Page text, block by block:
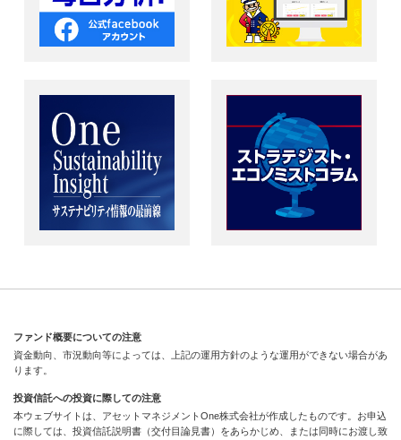
ファンド概要についての注意
資金動向、市況動向等によっては、上記の運用方針のような運用ができない場合があ
ります。
投資信託への投資に際しての注意
本ウェブサイトは、アセットマネジメントOne株式会社が作成したものです。お申込
に際しては、投資信託説明書（交付目論見書）をあらかじめ、または同時にお渡し致